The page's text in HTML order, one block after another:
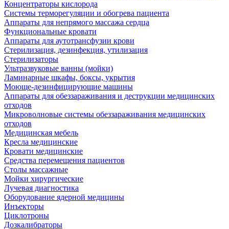
Концентраторы кислорода
Системы терморегуляции и обогрева пациента
Аппараты для непрямого массажа сердца
Функциональные кровати
Аппараты для аутотрансфузии крови
Стерилизация, дезинфекция, утилизация
Стерилизаторы
Ультразвуковые ванны (мойки)
Ламинарные шкафы, боксы, укрытия
Моюще-дезинфицирующие машины
Аппараты для обеззараживания и деструкции медицинских
отходов
Микроволновые системы обеззараживания медицинских
отходов
Медицинская мебель
Кресла медицинские
Кровати медицинские
Средства перемещения пациентов
Столы массажные
Мойки хирургические
Лучевая диагностика
Оборудование ядерной медицины
Инъекторы
Циклотроны
Дозкалибраторы